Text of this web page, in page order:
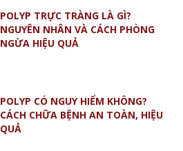
POLYP TRỰC TRÀNG LÀ GÌ?
NGUYÊN NHÂN VÀ CÁCH PHÒNG
NGỪA HIỆU QUẢ
POLYP CÓ NGUY HIỂM KHÔNG?
CÁCH CHỮA BỆNH AN TOÀN, HIỆU
QUẢ